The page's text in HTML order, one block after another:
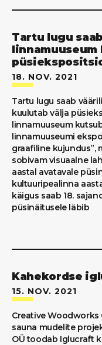
Tartu lugu
18. NOV. 2021
Tartu lugu saab
kuulutab välja
linnamuuseum
linnamuuseumi
graafiline kujundus”,
sobivam visuaalne
aastal avatavale
kultuuripealinna
käigus saab 18.
püsinäitusele läbib
Kahekordse
15. NOV. 2021
Creative
sauna mudelite
OÜ toodab Iglucraft